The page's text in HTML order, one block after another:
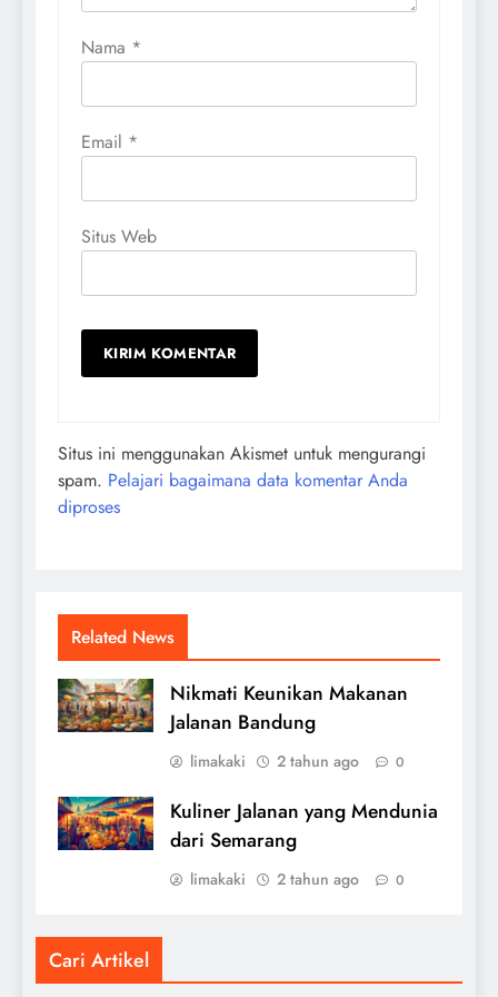
Nama *
Email *
Situs Web
Situs ini menggunakan Akismet untuk mengurangi
spam. Pelajari bagaimana data komentar Anda
diproses
Related News
Nikmati Keunikan Makanan
Jalanan Bandung
limakaki 2 tahun ago 0
Kuliner Jalanan yang Mendunia
dari Semarang
limakaki 2 tahun ago 0
Cari Artikel